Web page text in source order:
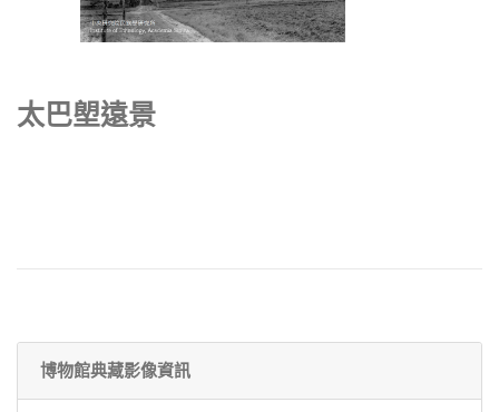
太巴塱遠景
博物館典藏影像資訊